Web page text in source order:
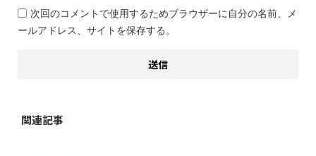
次回のコメントで使用するためブラウザーに自分の名前、メ
ールアドレス、サイトを保存する。
関連記事